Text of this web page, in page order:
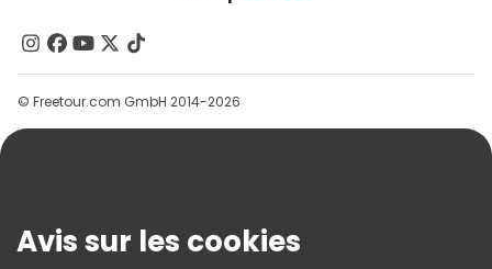
Contactez-Nous
Groupes
Aide
Conditions Générales Et Mentions Légales
© Freetour.com GmbH 2014-2026
Avis sur les cookies